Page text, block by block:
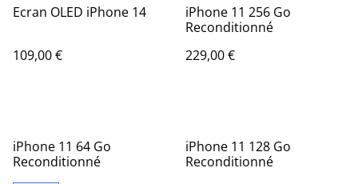
Ecran OLED iPhone 14
109,00 €
iPhone 11 256 Go
Reconditionné
229,00 €
iPhone 11 64 Go
Reconditionné
iPhone 11 128 Go
Reconditionné